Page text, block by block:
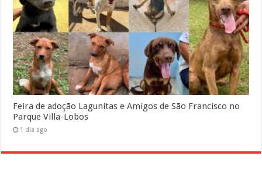
Feira de adoção Lagunitas e Amigos de São Francisco no
Parque Villa-Lobos
1 dia ago